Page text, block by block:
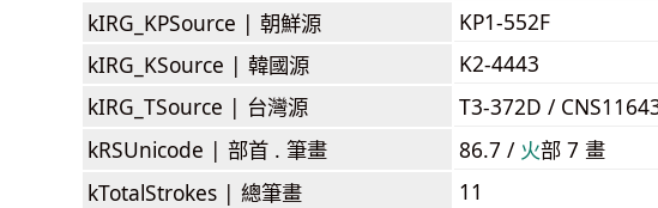
kIRG_KPSource | 朝鮮源
KP1-552F
kIRG_KSource | 韓國源
K2-4443
kIRG_TSource | 台灣源
T3-372D /
kRSUnicode | 部首 . 筆畫 86.7 / ⽕部 7 畫
kTotalStrokes | 總筆畫 11